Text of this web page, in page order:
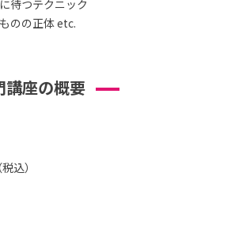
待つテクニック
のの正体 etc.
講座の概要
込）